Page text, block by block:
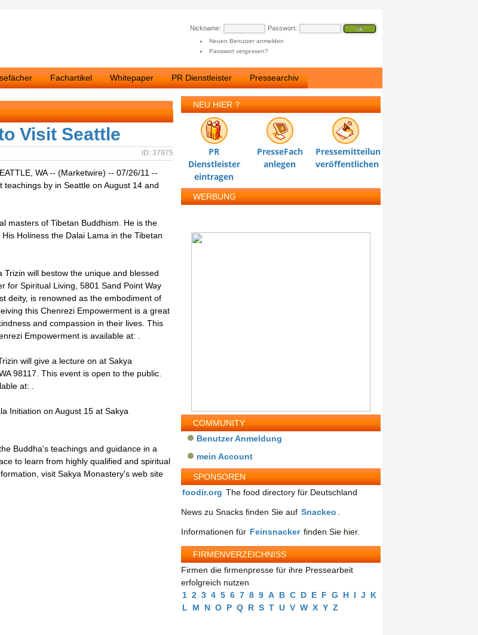
Nickname: Passwort:
Neuen Benutzer anmelden
Passwort vergessen?
Fachartikel Whitepaper PR Dienstleister Pressearchiv
Visit Seattle
ID: 37975
WA -- (Marketwire) -- 07/26/11 --
by in Seattle on August 14 and
masters of Tibetan Buddhism. He is the
Holiness the Dalai Lama in the Tibetan
will bestow the unique and blessed
for Spiritual Living, 5801 Sand Point Way
deity, is renowned as the embodiment of
this Chenrezi Empowerment is a great
and compassion in their lives. This
Empowerment is available at: .
will give a lecture on at Sakya
98117. This event is open to the public.
at: .
Initiation on August 15 at Sakya
Buddha's teachings and guidance in a
to learn from highly qualified and spiritual
visit Sakya Monastery's web site
NEU HIER ?
PR
Dienstleister
eintragen
PresseFach
anlegen
Pressemitteilung
veröffentlichen
WERBUNG
COMMUNITY
Benutzer Anmeldung
mein Account
SPONSOREN
foodir.org The food directory für Deutschland
News zu Snacks finden Sie auf Snackeo
Informationen für Feinsnacker finden Sie hier.
FIRMENVERZEICHNISS
Firmen die firmenpresse für ihre Pressearbeit
erfolgreich nutzen
1 2 3 4 5 6 7 8 9 A B C D E F G H I J
K
L
M N O P Q R S T U V W X Y Z